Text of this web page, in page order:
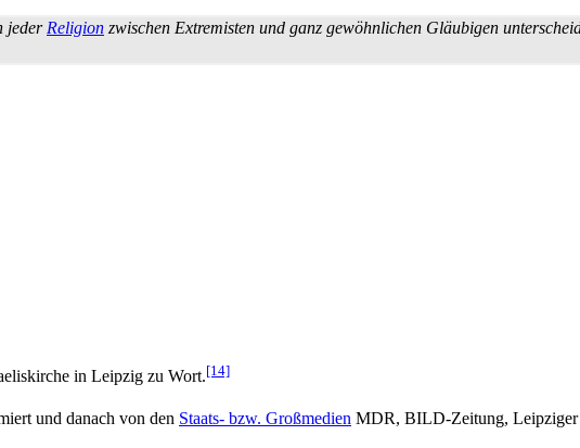
jederReligion zwischen Extremisten und ganz gewöhnlichen Gläubigen
in Leipzig zu Wort.[14]
und danach von den Staats- bzw. Großmedien MDR, BILD-Zeitung, Leipziger